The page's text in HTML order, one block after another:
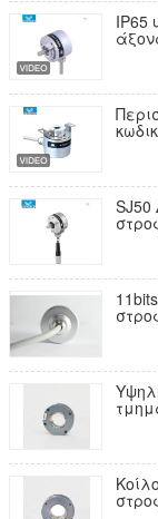
IP65
SJ50